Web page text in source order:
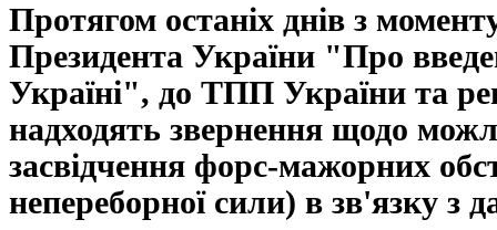
Протягом останіх днів з
Президента України "Про
Україні", до ТПП України та
надходять звернення щодо
засвідчення форс-мажорних
непереборної сили) в зв'язку з